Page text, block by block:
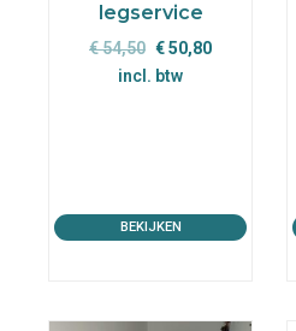
legservice
€54,50 Oorspronkelijke
prijs
€50,80Huidige
incl. btw
BEKIJKEN